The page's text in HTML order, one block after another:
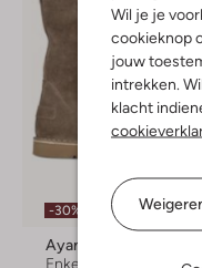
Wil je je
cookieknop
jouw
intrekken.
klacht
-30%
Ayana
Enkelboots